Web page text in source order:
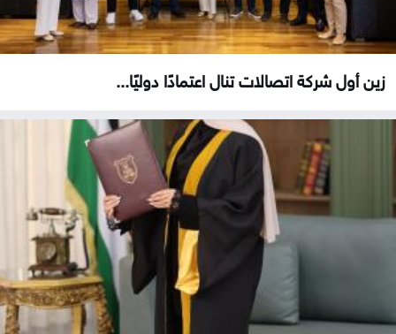
زين أول شركة اتصالات تنال اعتمادًا دوليًا...